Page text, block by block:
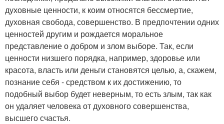
духовные ценности, к коим относятся бессмертие,
духовная свобода, совершенство. В предпочтении одних
ценностей другим и рождается моральное
представление о добром и злом выборе. Так, если
ценности низшего порядка, например, здоровье или
красота, власть или деньги становятся целью, а, скажем,
познание себя - средством к их достижению, то
подобный выбор будет неверным, то есть злым, так как
он удаляет человека от духовного совершенства,
высшего счастья.